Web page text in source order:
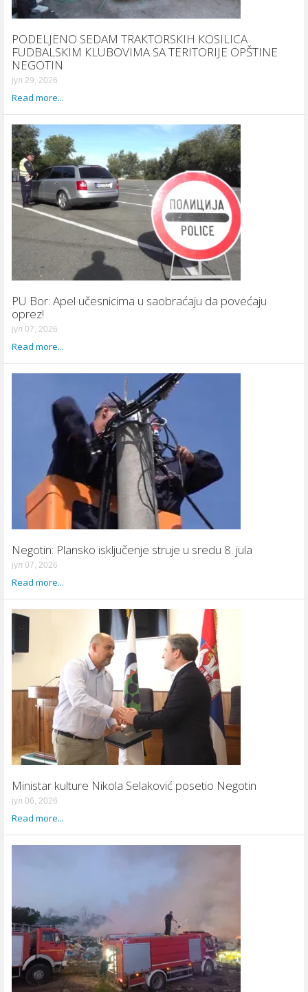
PODELJENO SEDAM TRAКTORSКIH КOSILICA
FUDBALSКIM КLUBOVIMA SA TERITORIJE OPŠTINE
NEGOTIN
јул 29, 2026
Read more...
PU Bor: Apel učesnicima u saobraćaju da povećaju
oprez!
јул 07, 2026
Read more...
Negotin: Plansko isključenje struje u sredu 8. jula
јул 07, 2026
Read more...
Ministar kulture Nikola Selaković posetio Negotin
јул 06, 2026
Read more...